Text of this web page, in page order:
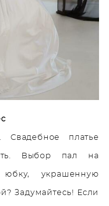
Свадебное платье
Выбор пал на
украшенную
Задумайтесь! Если